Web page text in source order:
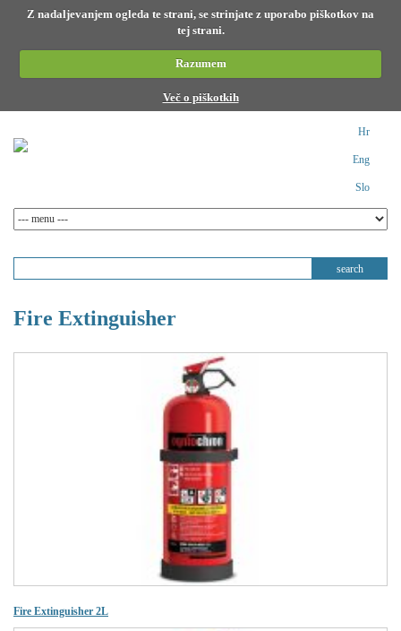
Z nadaljevanjem ogleda te strani, se strinjate z uporabo piškotkov na
tej strani.
Razumem
Več o piškotkih
Hr
Eng
Slo
Fire Extinguisher
Fire Extinguisher 2L